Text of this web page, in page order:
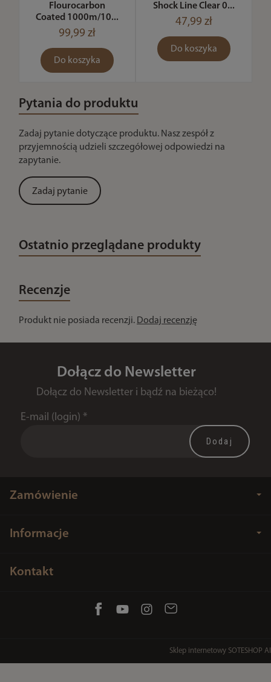
Flourocarbon
Coated 1000m/10...
99,99 zł
Do koszyka
Shock Line Clear 0...
47,99 zł
Do koszyka
Pytania do produktu
Zadaj pytanie dotyczące produktu. Nasz zespół z
przyjemnością udzieli szczegółowej odpowiedzi na
zapytanie.
Zadaj pytanie
Ostatnio przeglądane produkty
Recenzje
Produkt nie posiada recenzji. Dodaj recenzję
Dołącz do Newsletter
Dołącz do Newsletter i bądź na bieżąco!
E-mail (login) *
Zamówienie
Informacje
Kontakt
Sklep internetowy SOTESHOP AI